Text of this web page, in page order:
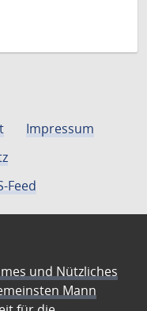
Impressum
Feed
und Nützliches
Mann